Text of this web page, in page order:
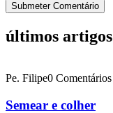
últimos artigos
Pe. Filipe0 Comentários
Semear e colher